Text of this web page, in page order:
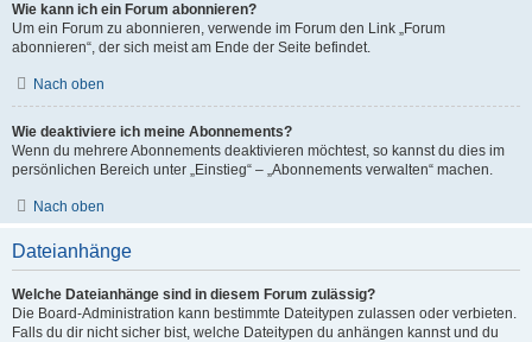
Wie kann ich ein Forum abonnieren?
Um ein Forum zu abonnieren, verwende im Forum den Link „Forum
abonnieren“, der sich meist am Ende der Seite befindet.
Nach oben
Wie deaktiviere ich meine Abonnements?
Wenn du mehrere Abonnements deaktivieren möchtest, so kannst du dies im
persönlichen Bereich unter „Einstieg“ – „Abonnements verwalten“ machen.
Nach oben
Dateianhänge
Welche Dateianhänge sind in diesem Forum zulässig?
Die Board-Administration kann bestimmte Dateitypen zulassen oder verbieten.
Falls du dir nicht sicher bist, welche Dateitypen du anhängen kannst und du